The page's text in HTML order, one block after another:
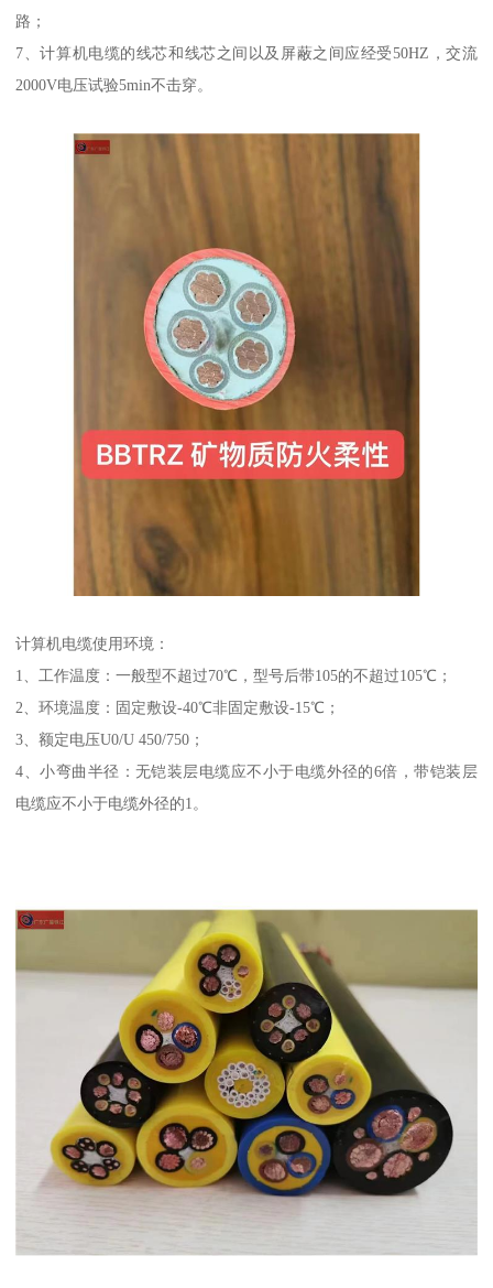
路；
7、计算机电缆的线芯和线芯之间以及屏蔽之间应经受50HZ，交流
2000V电压试验5min不击穿。
计算机电缆使用环境：
1、工作温度：一般型不超过70℃，型号后带105的不超过105℃；
2、环境温度：固定敷设-40℃非固定敷设-15℃；
3、额定电压U0/U 450/750；
4、小弯曲半径：无铠装层电缆应不小于电缆外径的6倍，带铠装层
电缆应不小于电缆外径的1。